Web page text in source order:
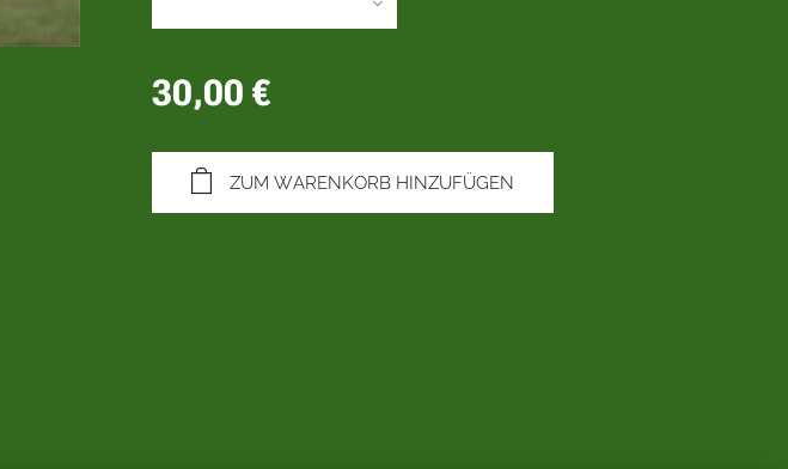
30,00 €
ZUM WARENKORB HINZUFÜGEN